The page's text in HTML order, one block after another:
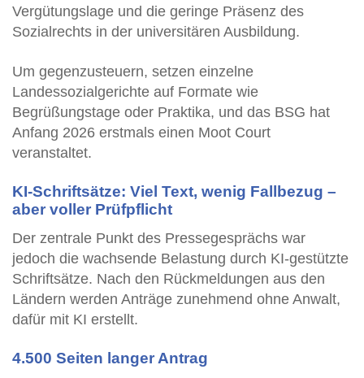
Vergütungslage und die geringe Präsenz des
Sozialrechts in der universitären Ausbildung.
Um gegenzusteuern, setzen einzelne
Landessozialgerichte auf Formate wie
Begrüßungstage oder Praktika, und das BSG hat
Anfang 2026 erstmals einen Moot Court
veranstaltet.
KI-Schriftsätze: Viel Text, wenig Fallbezug –
aber voller Prüfpflicht
Der zentrale Punkt des Pressegesprächs war
jedoch die wachsende Belastung durch KI-gestützte
Schriftsätze. Nach den Rückmeldungen aus den
Ländern werden Anträge zunehmend ohne Anwalt,
dafür mit KI erstellt.
4.500 Seiten langer Antrag